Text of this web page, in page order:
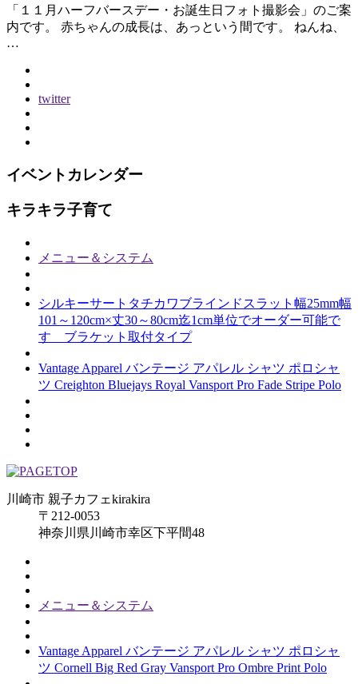
「１１月ハーフバースデー・お誕生日フォト撮影会」のご案
内です。 赤ちゃんの成長は、あっという間です。 ねんね、
…
twitter
イベントカレンダー
キラキラ子育て
メニュー＆システム
シルキーサートタチカワブラインドスラット幅25mm幅
101～120cm×丈30～80cm迄1cm単位でオーダー可能で
す ブラケット取付タイプ
Vantage Apparel バンテージ アパレル シャツ ポロシャ
ツ Creighton Bluejays Royal Vansport Pro Fade Stripe Polo
川崎市 親子カフェkirakira
〒212-0053
神奈川県川崎市幸区下平間48
メニュー＆システム
Vantage Apparel バンテージ アパレル シャツ ポロシャ
ツ Cornell Big Red Gray Vansport Pro Ombre Print Polo